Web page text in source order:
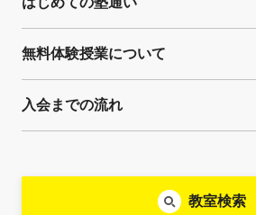
無料体験授業について
入会までの流れ
教室検索